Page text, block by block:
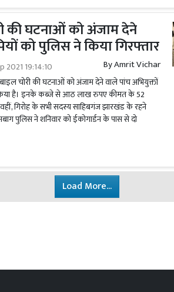
की घटनाओं को अंजाम देने
को पुलिस ने किया गिरफ्तार
2021 19:14:10 ByAmrit Vichar
चोरी की घटनाओं को अंजाम देने वाले पांच अभियुक्तों
है। इनके कब्जे से आठ लाख रुपए कीमत के 52
गिरोह के सभी सदस्य साहिबगंज झारखंड के रहने
पुलिस ने शनिवार को ईकोगार्डन के पास से दो
Load More...